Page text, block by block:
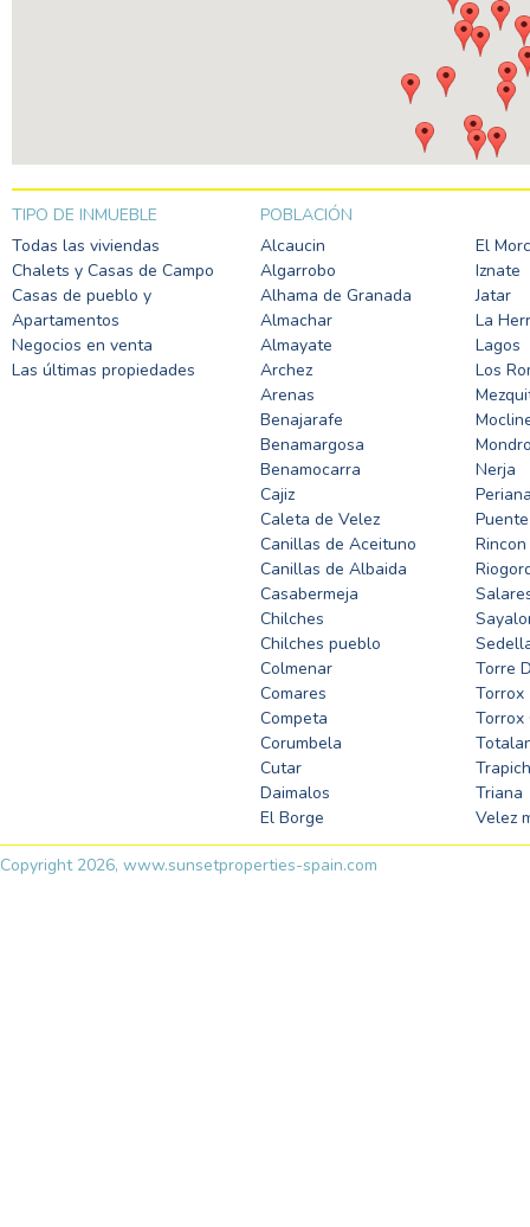
TIPO DE INMUEBLE
Todas las viviendas
Chalets y Casas de Campo
Casas de pueblo y
Apartamentos
Negocios en venta
Las últimas propiedades
POBLACIÓN
Alcaucin
Algarrobo
Alhama de Granada
Almachar
Almayate
Archez
Arenas
Benajarafe
Benamargosa
Benamocarra
Cajiz
Caleta de Velez
Canillas de Aceituno
Canillas de Albaida
Casabermeja
Chilches
Chilches pueblo
Colmenar
Comares
Competa
Corumbela
Cutar
Daimalos
El Borge
El
Iznate
Jatar
La
Lagos
Los
Nerja
Torre
Torrox
Torrox
Triana
Velez
Copyright 2026, www.sunsetproperties-spain.com